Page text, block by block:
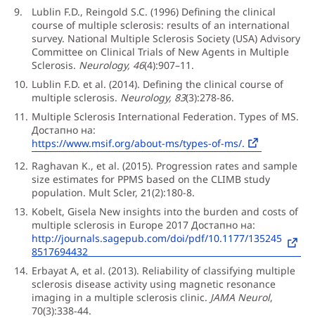
Lublin F.D., Reingold S.C. (1996) Defining the clinical
course of multiple sclerosis: results of an international
survey. National Multiple Sclerosis Society (USA) Advisory
Committee on Clinical Trials of New Agents in Multiple
Sclerosis. Neurology, 46(4):907–11.
Lublin F.D. et al. (2014). Defining the clinical course of
multiple sclerosis. Neurology, 83(3):278-86.
Multiple Sclerosis International Federation. Types of MS.
Достапно на:
https://www.msif.org/about-ms/types-of-ms/.
Raghavan K., et al. (2015). Progression rates and sample
size estimates for PPMS based on the CLIMB study
population. Mult Scler, 21(2):180-8.
Kobelt, Gisela New insights into the burden and costs of
multiple sclerosis in Europe 2017 Достапно на:
http://journals.sagepub.com/doi/pdf/10.1177/135245
8517694432
Erbayat A, et al. (2013). Reliability of classifying multiple
sclerosis disease activity using magnetic resonance
imaging in a multiple sclerosis clinic. JAMA Neurol,
70(3):338-44.